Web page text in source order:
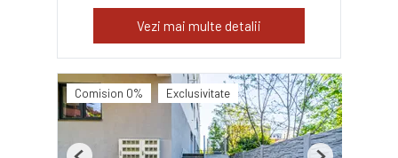
Vezi mai multe detalii
Comision 0% Exclusivitate